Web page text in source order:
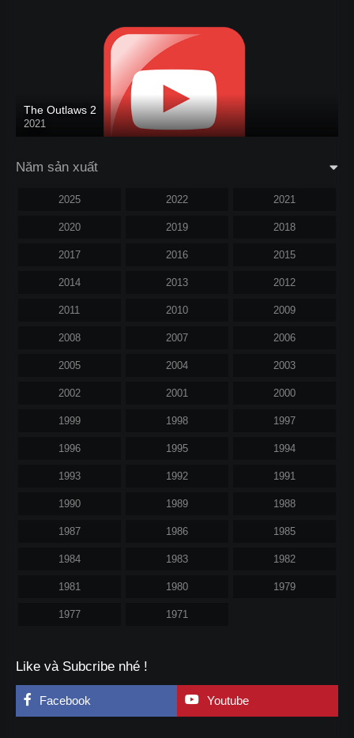
The Outlaws 2
2021
Năm sản xuất
2025 2022 2021
2020 2019 2018
2017 2016 2015
2014 2013 2012
2011 2010 2009
2008 2007 2006
2005 2004 2003
2002 2001 2000
1999 1998 1997
1996 1995 1994
1993 1992 1991
1990 1989 1988
1987 1986 1985
1984 1983 1982
1981 1980 1979
1977 1971
Like và Subcribe nhé !
Facebook Youtube